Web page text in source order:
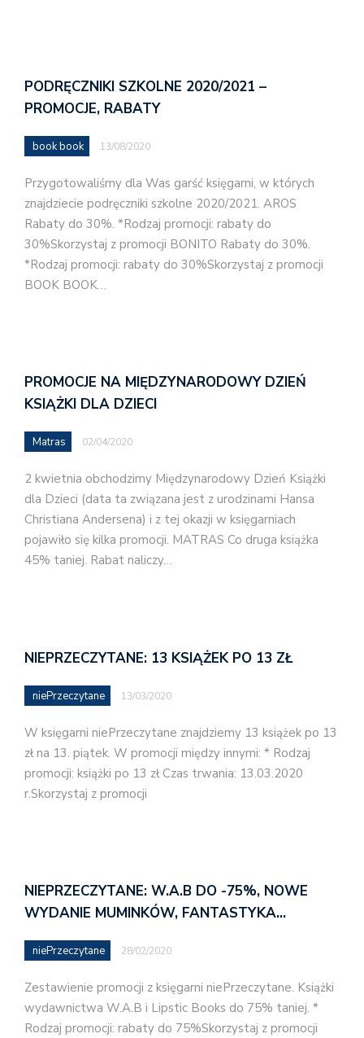
PODRĘCZNIKI SZKOLNE 2020/2021 –
PROMOCJE, RABATY
book book 13/08/2020
Przygotowaliśmy dla Was garść księgarni, w których
znajdziecie podręczniki szkolne 2020/2021. AROS
Rabaty do 30%. *Rodzaj promocji: rabaty do
30%Skorzystaj z promocji BONITO Rabaty do 30%.
*Rodzaj promocji: rabaty do 30%Skorzystaj z promocji
BOOK BOOK…
PROMOCJE NA MIĘDZYNARODOWY DZIEŃ
KSIĄŻKI DLA DZIECI
Matras 02/04/2020
2 kwietnia obchodzimy Międzynarodowy Dzień Książki
dla Dzieci (data ta związana jest z urodzinami Hansa
Christiana Andersena) i z tej okazji w księgarniach
pojawiło się kilka promocji. MATRAS Co druga książka
45% taniej. Rabat naliczy…
NIEPRZECZYTANE: 13 KSIĄŻEK PO 13 ZŁ
niePrzeczytane 13/03/2020
W księgarni niePrzeczytane znajdziemy 13 książek po 13
zł na 13. piątek. W promocji między innymi: * Rodzaj
promocji: książki po 13 zł Czas trwania: 13.03.2020
r.Skorzystaj z promocji
NIEPRZECZYTANE: W.A.B DO -75%, NOWE
WYDANIE MUMINKÓW, FANTASTYKA…
niePrzeczytane 28/02/2020
Zestawienie promocji z księgarni niePrzeczytane. Książki
wydawnictwa W.A.B i Lipstic Books do 75% taniej. *
Rodzaj promocji: rabaty do 75%Skorzystaj z promocji